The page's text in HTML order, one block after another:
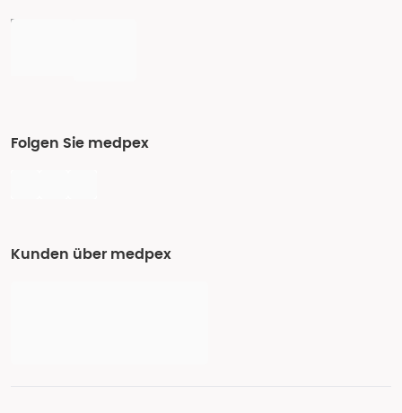
Folgen Sie medpex
Kunden über medpex